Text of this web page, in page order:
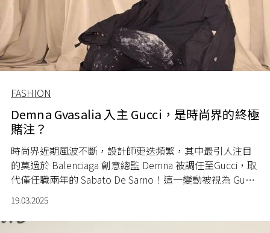
FASHION
Demna Gvasalia 入主 Gucci，是時尚界的終極
賭注？
時尚界近期風波不斷，設計師更迭頻繁，其中最引人注目
的莫過於 Balenciaga 創意總監 Demna 被調任至Gucci，取
代僅任職兩年的 Sabato De Sarno！這一變動被視為 Gucci
為品牌帶來爆炸性轉變。
19.03.2025